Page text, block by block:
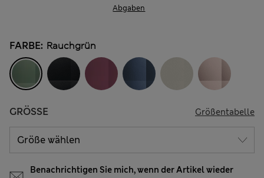
Abgaben
FARBE: Rauchgrün
GRÖSSE Größentabelle
Benachrichtigen Sie mich, wenn der Artikel wieder